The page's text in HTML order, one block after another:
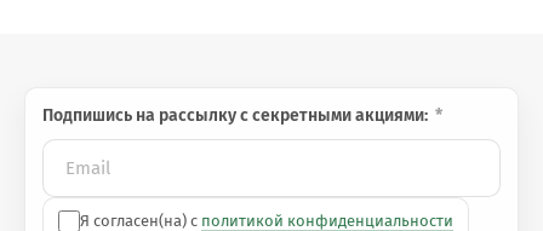
Подпишись на рассылку с секретными акциями:
Я согласен(на) с политикой конфиденциальности